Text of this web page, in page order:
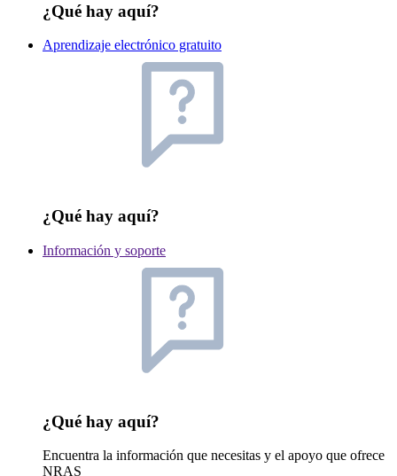
¿Qué hay aquí?
Aprendizaje electrónico gratuito
¿Qué hay aquí?
Información y soporte
¿Qué hay aquí?
Encuentra la información que necesitas y el apoyo que ofrece
NRAS